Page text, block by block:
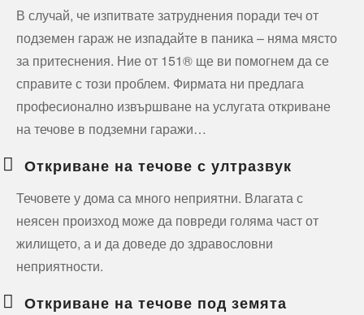
В случай, че изпитвате затруднения поради теч от
подземен гараж не изпадайте в паника – няма място
за притеснения. Ние от 151® ще ви помогнем да се
справите с този проблем. Фирмата ни предлага
професионално извършване на услугата откриване
на течове в подземни гаражи…
Откриване на течове с ултразвук
Течовете у дома са много неприятни. Влагата с
неясен произход може да повреди голяма част от
жилището, а и да доведе до здравословни
неприятности.
Откриване на течове под земята